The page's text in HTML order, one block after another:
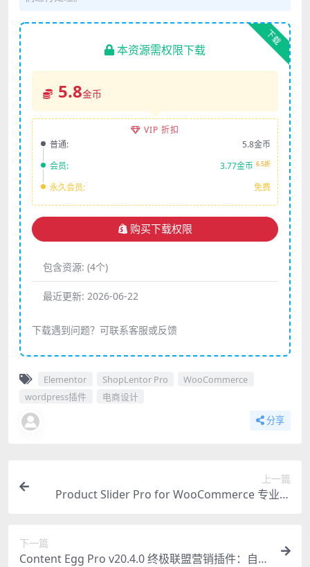
下载
本资源需权限下载
5.8金币
VIP 折扣
普通:
5.8金币
会员:
3.77金币 6.5折
永久会员: 免费
购买下载权限
包含资源: (4个)
最近更新: 2026-06-22
下载遇到问题？可联系客服或反馈
Elementor ShopLentor Pro
WooCommerce
wordpress插件
电商设计
分享
上一篇
Product Slider Pro for WooCommerce 专业评
下一篇
Content Egg Pro v20.4.0 终极联盟营销插件：自动